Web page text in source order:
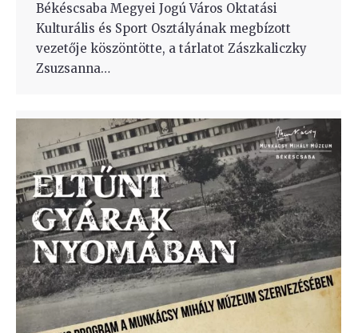
Békéscsaba Megyei Jogú Város Oktatási
Kulturális és Sport Osztályának megbízott
vezetője köszöntötte, a tárlatot Zászkaliczky
Zsuzsanna…